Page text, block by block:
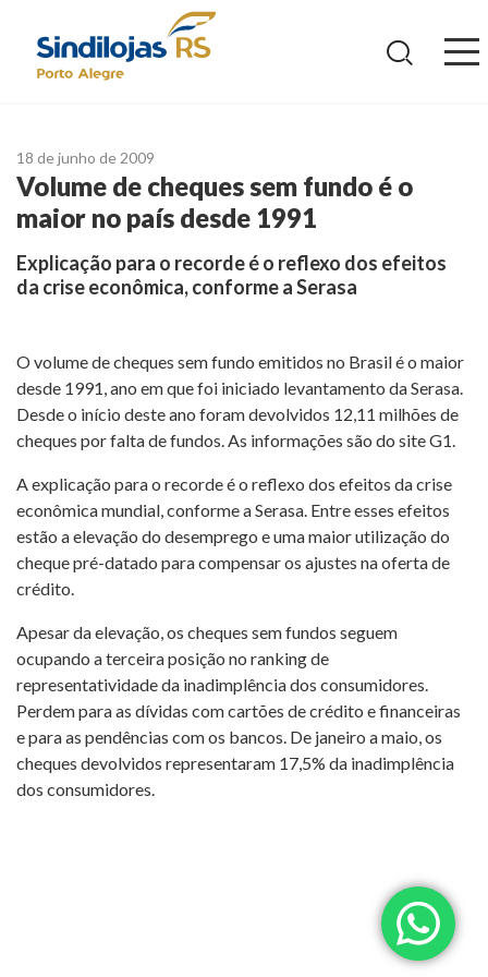
18 de junho de 2009
Volume de cheques sem fundo é o
maior no país desde 1991
Explicação para o recorde é o reflexo dos efeitos
da crise econômica, conforme a Serasa
O volume de cheques sem fundo emitidos no Brasil é o maior
desde 1991, ano em que foi iniciado levantamento da Serasa.
Desde o início deste ano foram devolvidos 12,11 milhões de
cheques por falta de fundos. As informações são do site G1.
A explicação para o recorde é o reflexo dos efeitos da crise
econômica mundial, conforme a Serasa. Entre esses efeitos
estão a elevação do desemprego e uma maior utilização do
cheque pré-datado para compensar os ajustes na oferta de
crédito.
Apesar da elevação, os cheques sem fundos seguem
ocupando a terceira posição no ranking de
representatividade da inadimplência dos consumidores.
Perdem para as dívidas com cartões de crédito e financeiras
e para as pendências com os bancos. De janeiro a maio, os
cheques devolvidos representaram 17,5% da inadimplência
dos consumidores.